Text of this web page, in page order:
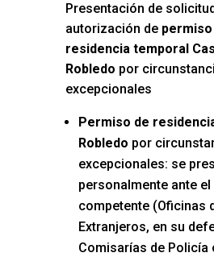
Presentación de
autorización depermiso
residencia temporal
Robledo por
excepcionales
Permiso de
Robledo por
excepcionales: se
personalmente ante
competente (Oficinas
Extranjeros, en su
Comisarías de Policía